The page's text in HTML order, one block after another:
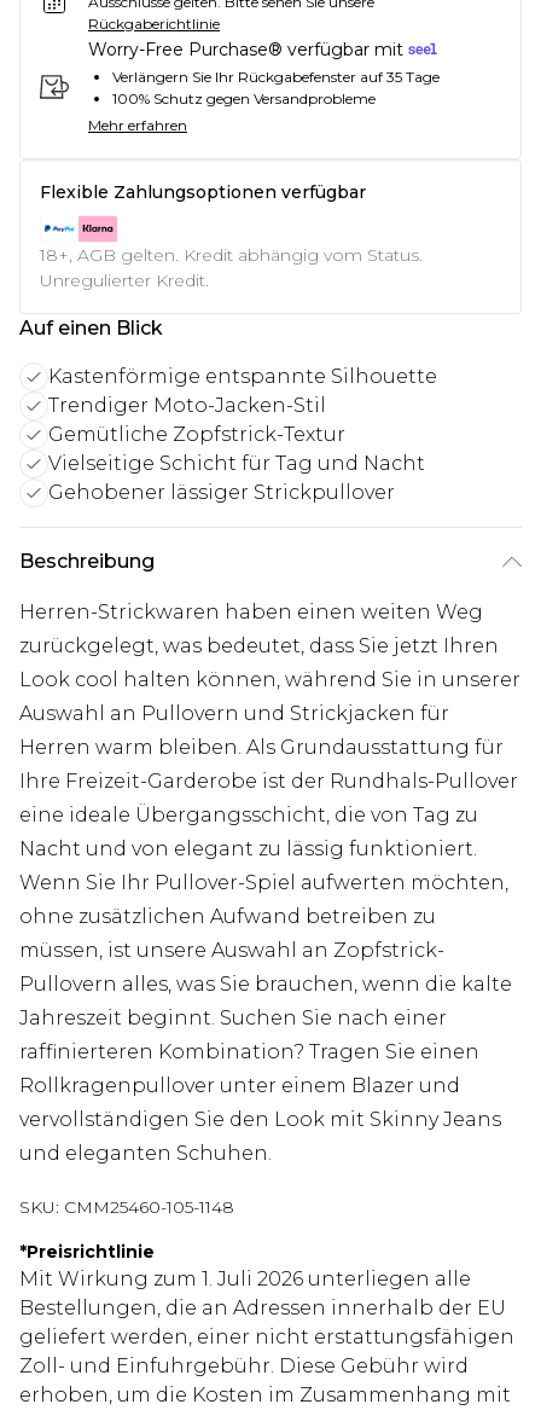
Rückgaberichtlinie
Worry-Free Purchase® verfügbar mit
Verlängern Sie Ihr Rückgabefenster auf 35 Tage
100% Schutz gegen Versandprobleme
Mehr erfahren
Flexible Zahlungsoptionen verfügbar
18+, AGB gelten. Kredit abhängig vom Status.
Unregulierter Kredit.
Auf einen Blick
Kastenförmige entspannte Silhouette
Trendiger Moto-Jacken-Stil
Gemütliche Zopfstrick-Textur
Vielseitige Schicht für Tag und Nacht
Gehobener lässiger Strickpullover
Beschreibung
Herren-Strickwaren haben einen weiten Weg
zurückgelegt, was bedeutet, dass Sie jetzt Ihren
Look cool halten können, während Sie in unserer
Auswahl an Pullovern und Strickjacken für
Herren warm bleiben. Als Grundausstattung für
Ihre Freizeit-Garderobe ist der Rundhals-Pullover
eine ideale Übergangsschicht, die von Tag zu
Nacht und von elegant zu lässig funktioniert.
Wenn Sie Ihr Pullover-Spiel aufwerten möchten,
ohne zusätzlichen Aufwand betreiben zu
müssen, ist unsere Auswahl an Zopfstrick-
Pullovern alles, was Sie brauchen, wenn die kalte
Jahreszeit beginnt. Suchen Sie nach einer
raffinierteren Kombination? Tragen Sie einen
Rollkragenpullover unter einem Blazer und
vervollständigen Sie den Look mit Skinny Jeans
und eleganten Schuhen.
SKU: CMM25460-105-1148
*Preisrichtlinie
Mit Wirkung zum 1. Juli 2026 unterliegen alle
Bestellungen, die an Adressen innerhalb der EU
geliefert werden, einer nicht erstattungsfähigen
Zoll- und Einfuhrgebühr. Diese Gebühr wird
erhoben, um die Kosten im Zusammenhang mit